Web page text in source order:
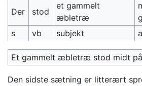
Der stod
et gammelt
æbletræ
s
vb subjekt
Et gammelt æbletræ stod midt
Den sidste sætning er litterært